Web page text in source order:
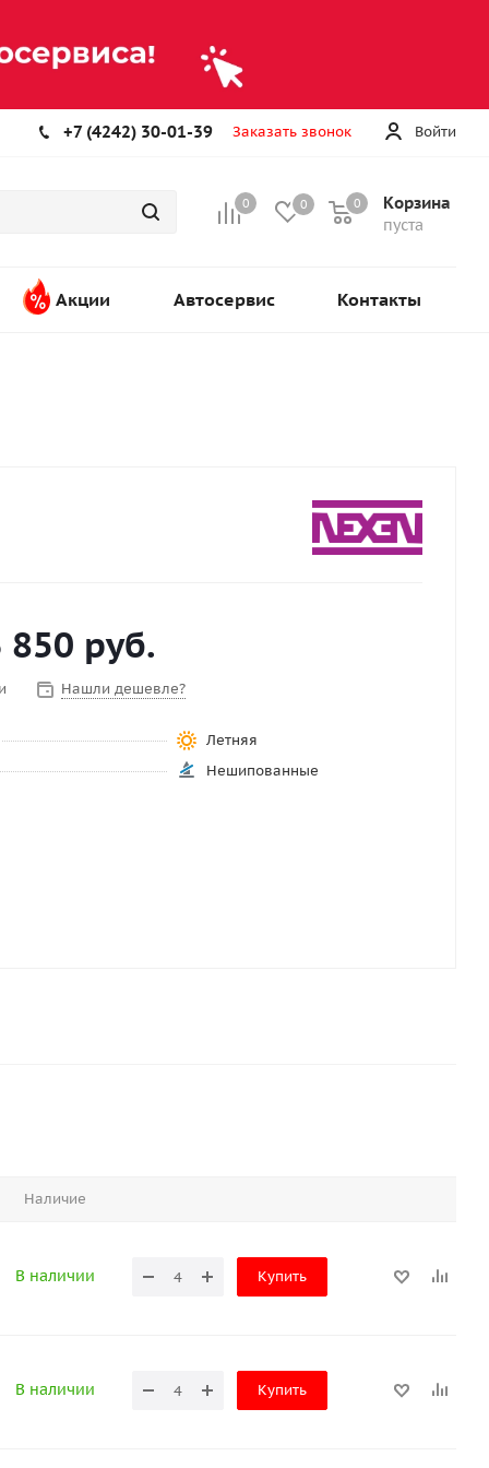
Войти
+7 (4242) 30-01-39 Заказать звонок
0 0 Корзина
пуста
0
Акции Автосервис Контакты
850 руб.
Нашли дешевле?
Летняя
Нешипованные
Наличие
В наличии Купить
В наличии Купить